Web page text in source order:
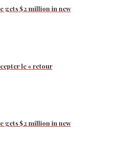
gets $2 million in new
le « retour
gets $2 million in new